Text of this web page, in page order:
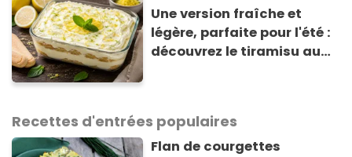
Une version fraîche et
légère, parfaite pour l'été :
découvrez le tiramisu au
Recettes d'entrées populaires
Flan de courgettes